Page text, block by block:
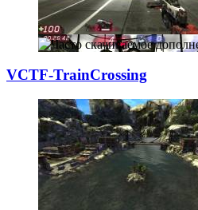
VCTF-TrainCrossi­ng